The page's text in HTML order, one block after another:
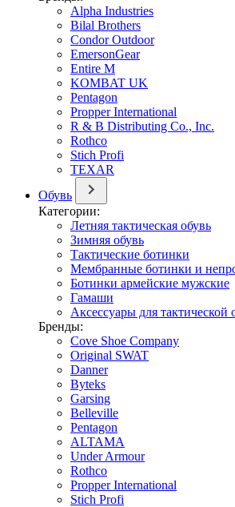
Alpha Industries
Bilal Brothers
Condor Outdoor
EmersonGear
Entire M
KOMBAT UK
Pentagon
Propper International
R & B Distributing Co., Inc.
Rothco
Stich Profi
TEXAR
Обувь
Категории:
Летняя тактическая обувь
Зимняя обувь
Тактические ботинки
Мембранные ботинки и
Ботинки армейские мужские
Гамаши
Аксессуары для тактической
Бренды:
Cove Shoe Company
Original SWAT
Danner
Byteks
Garsing
Belleville
Pentagon
ALTAMA
Under Armour
Rothco
Propper International
Stich Profi